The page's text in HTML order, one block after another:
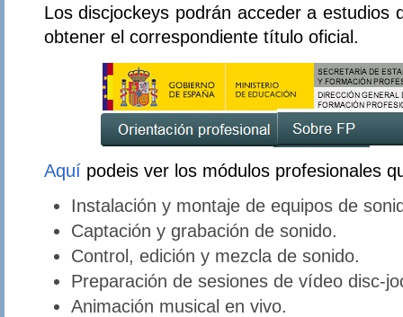
Los discjockeys podrán acceder a estudios
obtener el correspondiente título oficial.
Aquí podeis ver los módulos profesionales
Instalación y montaje de equipos de
Captación y grabación de sonido.
Control, edición y mezcla de sonido.
Preparación de sesiones de vídeo disc-
Animación musical en vivo.